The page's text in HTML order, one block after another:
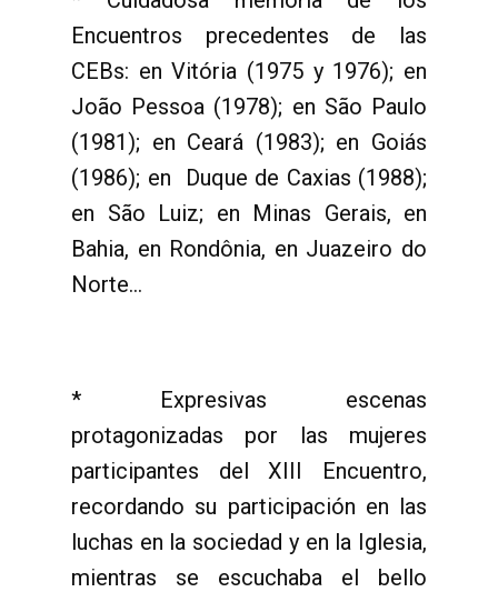
Encuentros precedentes de las
CEBs: en Vitória (1975 y 1976); en
João Pessoa (1978); en São Paulo
(1981); en Ceará (1983); en Goiás
(1986); en Duque de Caxias (1988);
en São Luiz; en Minas Gerais, en
Bahia, en Rondônia, en Juazeiro do
Norte...
* Expresivas escenas
protagonizadas por las mujeres
participantes del XIII Encuentro,
recordando su participación en las
luchas en la sociedad y en la Iglesia,
mientras se escuchaba el bello